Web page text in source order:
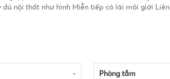
nội thất như hình Miễn tiếp cò lái môi giới
- Phòng tắm